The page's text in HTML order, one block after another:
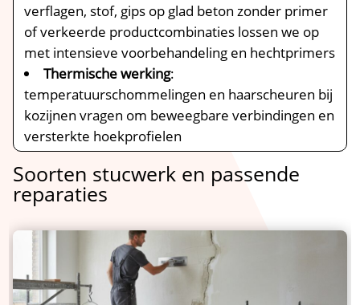
verflagen, stof, gips op glad beton zonder primer
of verkeerde productcombinaties lossen we op
met intensieve voorbehandeling en hechtprimers
Thermische werking:
temperatuurschommelingen en haarscheuren bij
kozijnen vragen om beweegbare verbindingen en
versterkte hoekprofielen
Soorten stucwerk en passende
reparaties